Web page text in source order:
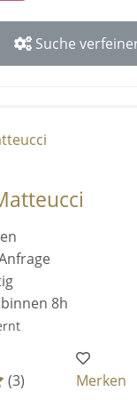
Suche
8h
(3)
Merken